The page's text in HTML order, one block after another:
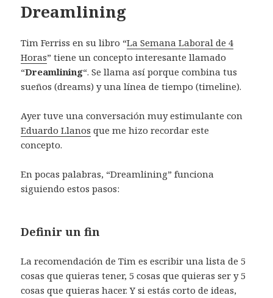
Dreamlining
Tim Ferriss en su libro “La Semana Laboral de 4
Horas” tiene un concepto interesante llamado
“Dreamlining“. Se llama así porque combina tus
sueños (dreams) y una línea de tiempo (timeline).
Ayer tuve una conversación muy estimulante con
Eduardo Llanos que me hizo recordar este
concepto.
En pocas palabras, “Dreamlining” funciona
siguiendo estos pasos:
Definir un fin
La recomendación de Tim es escribir una lista de 5
cosas que quieras tener, 5 cosas que quieras ser y 5
cosas que quieras hacer. Y si estás corto de ideas,